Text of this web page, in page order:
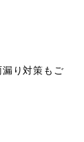
り対策もご